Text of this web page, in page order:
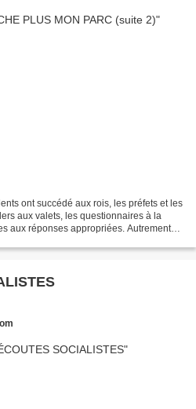
ont succédé aux rois, les préfets et les
aux valets, les questionnaires à la
aux réponses appropriées. Autrement